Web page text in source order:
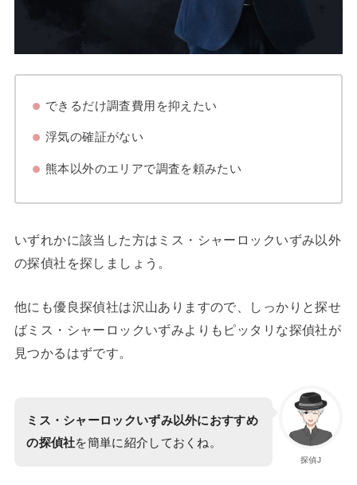
できるだけ調査費用を抑えたい
浮気の確証がない
熊本以外のエリアで調査を頼みたい
いずれかに該当した方はミス・シャーロックいずみ以外
の探偵社を探しましょう。
他にも優良探偵社は沢山ありますので、しっかりと探せ
ばミス・シャーロックいずみよりもピッタリな探偵社が
見つかるはずです。
探偵J
ミス・シャーロックいずみ以外におすすめ
の探偵社を簡単に紹介しておくね。